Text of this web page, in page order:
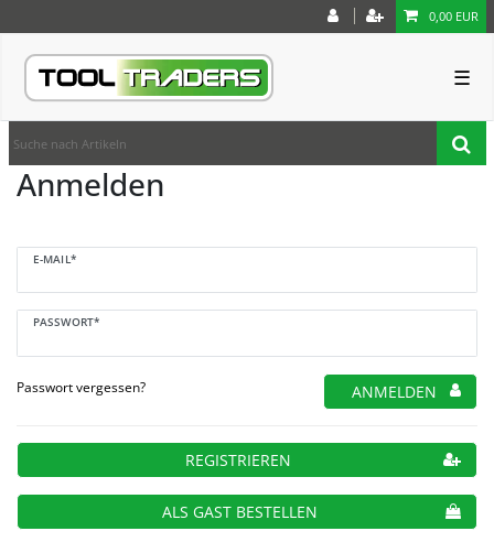
0,00 EUR
☰
Anmelden
E-MAIL*
PASSWORT*
Passwort vergessen? ANMELDEN
REGISTRIEREN
ALS GAST BESTELLEN